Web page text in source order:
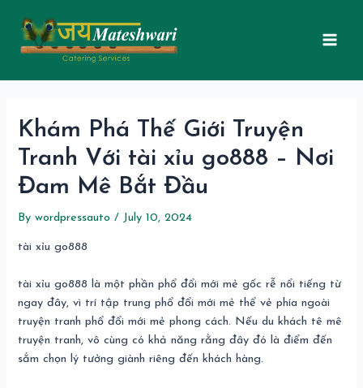
content
Khám Phá Thế Giới Truyện
Tranh Với tài xỉu go888 – Nơi
Đam Mê Bắt Đầu
Bywordpressauto/ July 10, 2024
tài xỉu go888
tài xỉu go888 là một phần phổ đổi mới mẻ gốc rễ nổi tiếng từ
ngay đây, vì trí tập trung phổ đổi mới mẻ thể vẻ phía ngoài
truyện tranh phổ đổi mới mẻ phong cách. Nếu du khách tê mê
truyện tranh, vô cùng có khả năng rằng đây đó là điểm đến
sắm chọn lý tưởng giành riêng đến khách hàng.
navigation